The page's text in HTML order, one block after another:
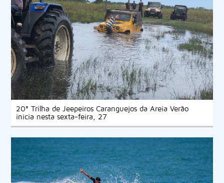
20ª Trilha de Jeepeiros Caranguejos da Areia Verão
inicia nesta sexta-feira, 27